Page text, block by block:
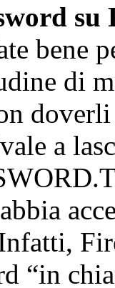
su
bene
di
a
“in